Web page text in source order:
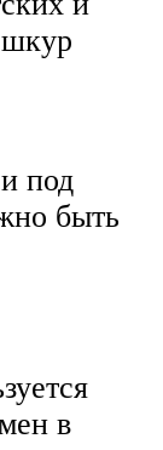
под
быть
в